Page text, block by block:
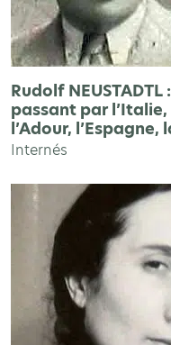
Rudolf
passant par
l’Adour,
Internés